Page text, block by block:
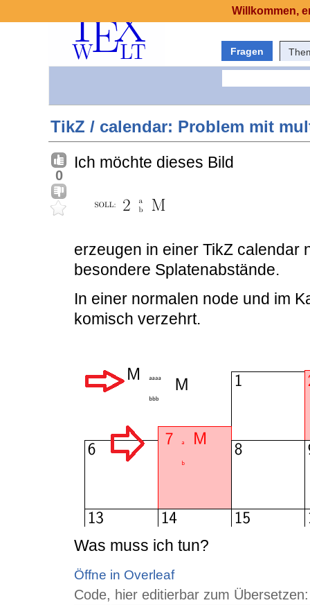
Fragen
TikZ / calendar: Problem mit
0
Ich möchte dieses Bild
erzeugen in einer TikZ calendar
besondere Splatenabstände.
In einer normalen node und im
komisch verzehrt.
Was muss ich tun?
Öffne in Overleaf
Code, hier editierbar zum Übersetzen:
Willkommen,